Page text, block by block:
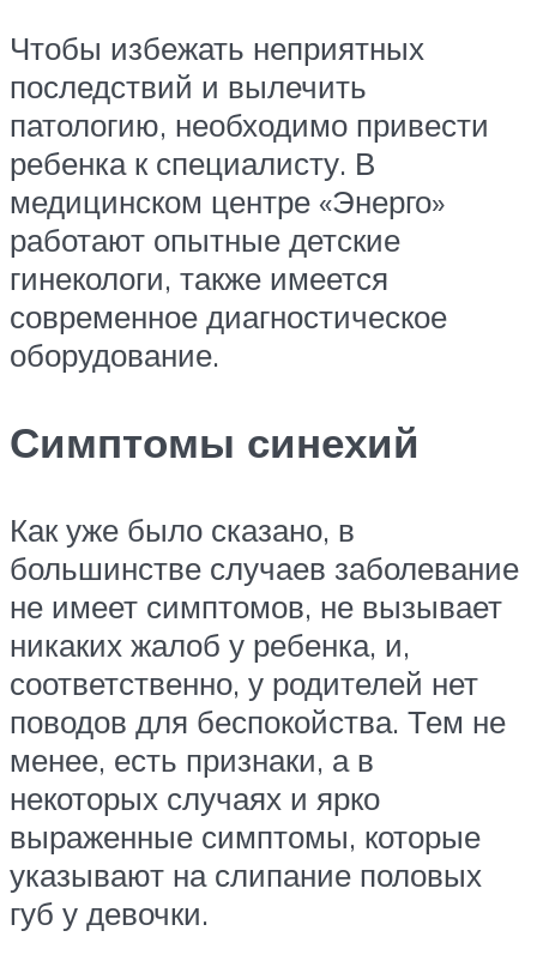
Чтобы избежать неприятных
последствий и вылечить
патологию, необходимо привести
ребенка к специалисту. В
медицинском центре «Энерго»
работают опытные детские
гинекологи, также имеется
современное диагностическое
оборудование.
Симптомы синехий
Как уже было сказано, в
большинстве случаев заболевание
не имеет симптомов, не вызывает
никаких жалоб у ребенка, и,
соответственно, у родителей нет
поводов для беспокойства. Тем не
менее, есть признаки, а в
некоторых случаях и ярко
выраженные симптомы, которые
указывают на слипание половых
губ у девочки.